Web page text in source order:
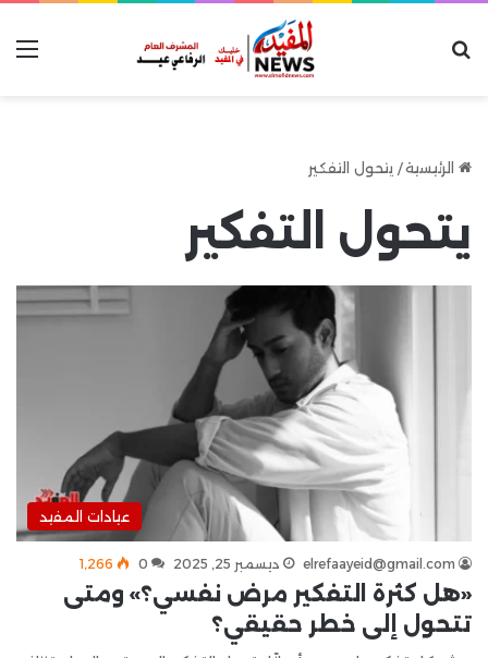
الرئيسية/ يتحول التفكير
يتحول التفكير
عيادات المفيد
elrefaayeid@gmail.com ديسمبر 25, 2025 0 1٬266
«هل كثرة التفكير مرض نفسي؟» ومتى
تتحول إلى خطر حقيقي؟